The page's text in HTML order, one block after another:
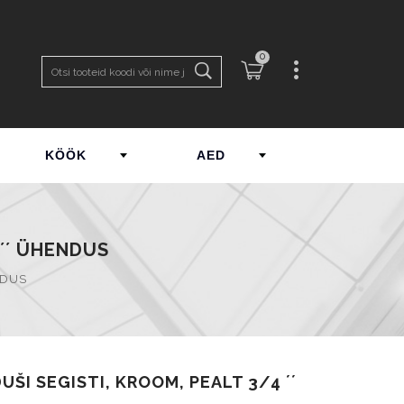
0
KÖÖK AED
ÜHENDUS
SEGISTI, KROOM, PEALT 3/4 ´´